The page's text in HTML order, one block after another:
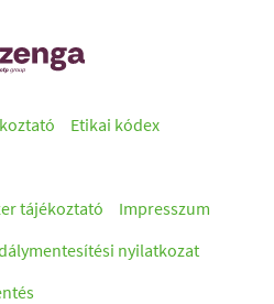
Etikai kódex
tájékoztató
Impresszum
nyilatkozat